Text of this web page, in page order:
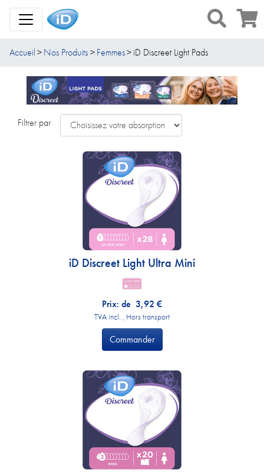
Toggle Navigation
Accueil Nos Produits Femmes iD Discreet Light Pads
Filtrer par
iD Discreet Light Ultra Mini
Prix: de 3,92 €
TVA incl. , Hors transport
Commander